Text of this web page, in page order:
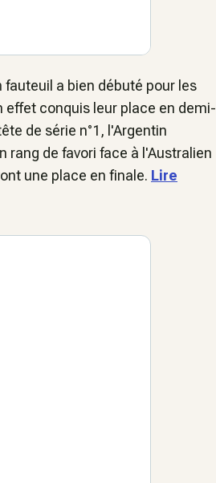
fauteuil a bien débuté pour les
effet conquis leur place en demi-
de série n°1, l'Argentin
rang de favori face à l'Australien
une place en finale. Lire